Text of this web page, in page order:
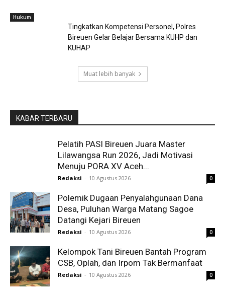
Hukum
Tingkatkan Kompetensi Personel, Polres
Bireuen Gelar Belajar Bersama KUHP dan
KUHAP
Muat lebih banyak
KABAR TERBARU
Pelatih PASI Bireuen Juara Master
Lilawangsa Run 2026, Jadi Motivasi
Menuju PORA XV Aceh...
Redaksi - 10 Agustus 2026 0
Polemik Dugaan Penyalahgunaan Dana
Desa, Puluhan Warga Matang Sagoe
Datangi Kejari Bireuen
Redaksi - 10 Agustus 2026 0
Kelompok Tani Bireuen Bantah Program
CSB, Oplah, dan Irpom Tak Bermanfaat
Redaksi - 10 Agustus 2026 0